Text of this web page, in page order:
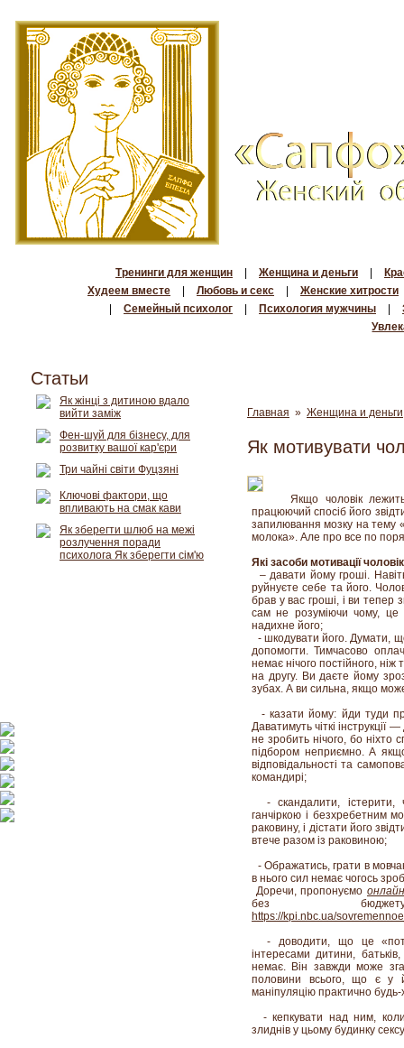
Тренинги для женщин Женщина и деньги
Худеем вместе
Любовь и секс
Женские хитрости
Семейный психолог Психология мужчины
Главная » Женщина и деньги
Як мотивувати
Якщо чоловік
працюючий спосіб його
запилювання мозку на тему
молока». Але про все по
Які засоби мотивації
– давати йому гроші.
руйнуєте себе та його.
брав у вас гроші, і ви тепер
сам не розуміючи чому, це
надихне його;
- шкодувати його. Думати,
допомогти. Тимчасово
немає нічого постійного,
на другу. Ви даєте йому
зубах. А ви сильна, якщо
- казати йому: йди туди
Даватимуть чіткі інструкції
не зробить нічого, бо ніхто
підбором неприємно. А
відповідальності та
командирі;
- скандалити, істерити,
ганчіркою і безхребетним
раковину, і дістати його
втече разом із раковиною;
- Ображатись, грати в
в нього сил немає чогось
Доречи, пропонуємо
без
https://kpi.nbc.ua/
- доводити, що це
інтересами дитини,
немає. Він завжди може
половини всього, що є у
маніпуляцію практично
- кепкувати над ним,
злиднів у цьому будинку
Статьи
Як жінці з дитиною вдало
вийти заміж
Фен-шуй для бізнесу, для
розвитку вашої кар'єри
Три чайні світи Фуцзяні
Ключові фактори, що
впливають на смак кави
Як зберегти шлюб на межі
розлучення поради
психолога Як зберегти сім'ю